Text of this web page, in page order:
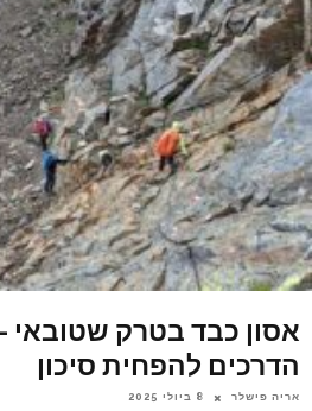
אסון כבד בטרק שטובאי
הדרכים להפחית סיכון
אריה פישלר 8 ביולי 2025